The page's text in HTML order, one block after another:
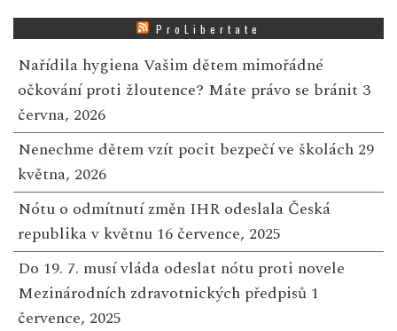
ProLibertate
Nařídila hygiena Vašim dětem mimořádné
očkování proti žloutence? Máte právo se bránit 3
června, 2026
Nenechme dětem vzít pocit bezpečí ve školách 29
května, 2026
Nótu o odmítnutí změn IHR odeslala Česká
republika v květnu 16 července, 2025
Do 19. 7. musí vláda odeslat nótu proti novele
Mezinárodních zdravotnických předpisů 1
července, 2025